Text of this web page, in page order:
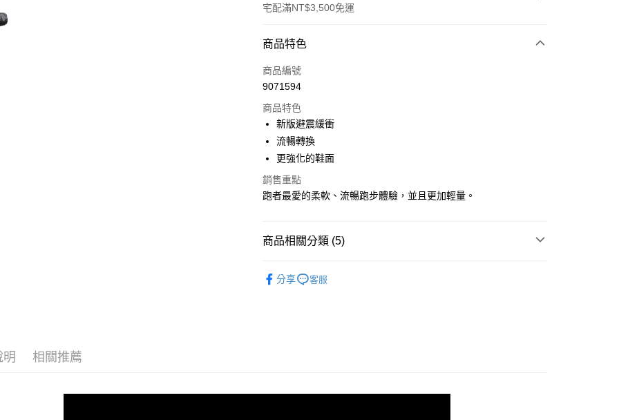
宅配滿NT$3,500免運
付款方式
信用卡一次付款
運送方式
宅配
每筆NT$100，滿NT$3,500(含以上)免運費
商品特色
商品編號
9071594
商品特色
新版避震緩衝
流暢轉換
更強化的鞋面
銷售重點
跑者最愛的柔軟、流暢跑步體驗，並且更加輕量。
商品相關分類 (5)
分享 客服
明 相關推薦